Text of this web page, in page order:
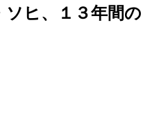
ソヒ、１３年間の